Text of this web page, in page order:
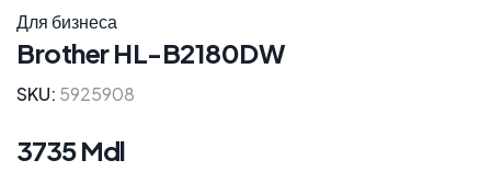
Для бизнеса
Brother HL-B2180DW
SKU: 5925908
3735 Mdl